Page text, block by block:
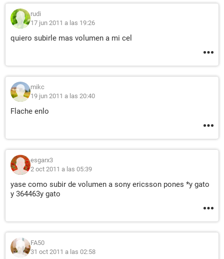
rudi
17 jun 2011 a las 19:26
quiero subirle mas volumen a mi cel
mikc
19 jun 2011 a las 20:40
Flache enlo
esgarx3
2 oct 2011 a las 05:39
yase como subir de volumen a sony ericsson pones *y gato
y 364463y gato
FA50
31 oct 2011 a las 02:58